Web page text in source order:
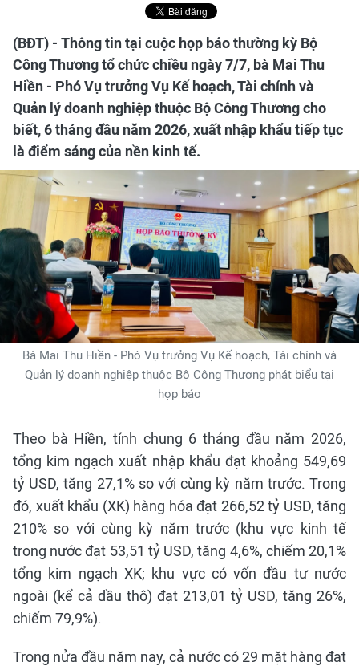
(BĐT) - Thông tin tại cuộc họp báo thường kỳ Bộ
Công Thương tổ chức chiều ngày 7/7, bà Mai Thu
Hiền - Phó Vụ trưởng Vụ Kế hoạch, Tài chính và
Quản lý doanh nghiệp thuộc Bộ Công Thương cho
biết, 6 tháng đầu năm 2026, xuất nhập khẩu tiếp tục
là điểm sáng của nền kinh tế.
Bà Mai Thu Hiền - Phó Vụ trưởng Vụ Kế hoạch, Tài chính và
Quản lý doanh nghiệp thuộc Bộ Công Thương phát biểu tại
họp báo
Theo bà Hiền, tính chung 6 tháng đầu năm 2026,
tổng kim ngạch xuất nhập khẩu đạt khoảng 549,69
tỷ USD, tăng 27,1% so với cùng kỳ năm trước. Trong
đó, xuất khẩu (XK) hàng hóa đạt 266,52 tỷ USD, tăng
210% so với cùng kỳ năm trước (khu vực kinh tế
trong nước đạt 53,51 tỷ USD, tăng 4,6%, chiếm 20,1%
tổng kim ngạch XK; khu vực có vốn đầu tư nước
ngoài (kể cả dầu thô) đạt 213,01 tỷ USD, tăng 26%,
chiếm 79,9%).
Trong nửa đầu năm nay, cả nước có 29 mặt hàng đạt